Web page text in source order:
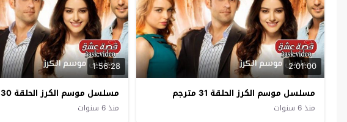
2:01:00
مسلسل موسم الكرز الحلقة 31 مترجم
منذ 6 سنوات
1:56:28
مسلسل موسم الكرز الحلقة 30 مترجم
منذ 6 سنوات